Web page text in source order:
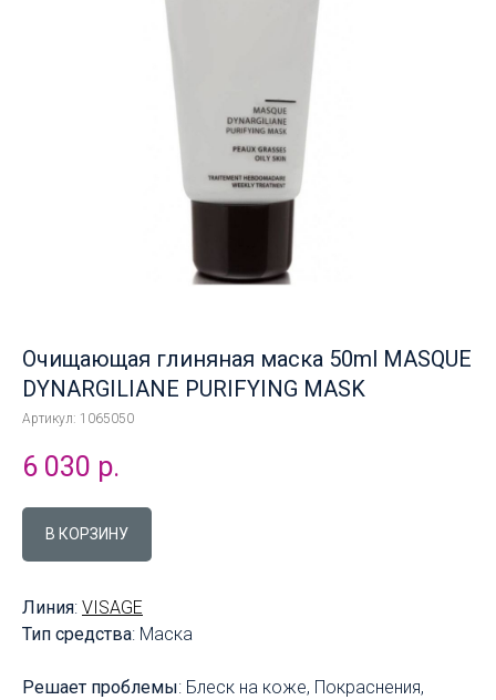
Очищающая глиняная маска 50ml MASQUE
DYNARGILIANE PURIFYING MASK
Артикул: 1065050
6 030 р.
В КОРЗИНУ
Линия: VISAGE
Тип средства: Маска
Решает проблемы: Блеск на коже, Покраснения,